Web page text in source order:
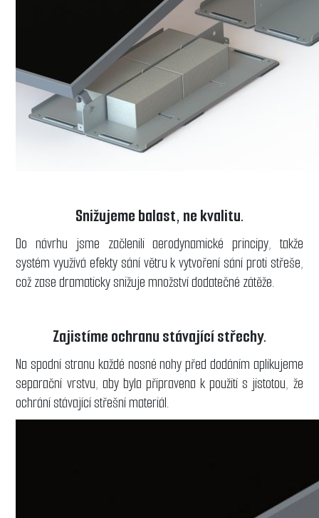
Snižujeme balast, ne kvalitu.
Do návrhu jsme začlenili aerodynamické principy, takže
systém využívá efekty sání větru k vytvoření sání proti střeše,
což zase dramaticky snižuje množství dodatečné zátěže.
Zajistíme ochranu stávající střechy.
Na spodní stranu každé nosné nohy před dodáním aplikujeme
separační vrstvu, aby byla připravena k použití s ​​jistotou, že
ochrání stávající střešní materiál.